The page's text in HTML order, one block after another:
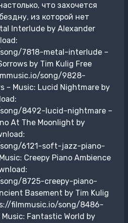
что захочется
из которой нет
Interlude by Alexander
7818-metal-interlude –
by Tim Kulig Free
song/9828-
– Music: Lucid Nightmare by
8492-lucid-nightmare –
At The Moonlight by
6121-soft-jazz-piano-
Creepy Piano Ambience
8725-creepy-piano-
Basement by Tim Kulig
filmmusic.io/song/8486-
Fantastic World by